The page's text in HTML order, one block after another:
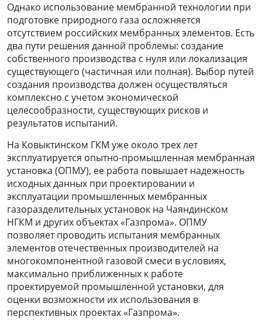
Однако использование мембранной технологии при
подготовке природного газа осложняется
отсутствием российских мембранных элементов. Есть
два пути решения данной проблемы: создание
собственного производства с нуля или локализация
существующего (частичная или полная). Выбор путей
создания производства должен осуществляться
комплексно с учетом экономической
целесообразности, существующих рисков и
результатов испытаний.
На Ковыктинском ГКМ уже около трех лет
эксплуатируется опытно-промышленная мембранная
установка (ОПМУ), ее работа повышает надежность
исходных данных при проектировании и
эксплуатации промышленных мембранных
газоразделительных установок на Чаяндинском
НГКМ и других объектах «Газпрома». ОПМУ
позволяет проводить испытания мембранных
элементов отечественных производителей на
многокомпонентной газовой смеси в условиях,
максимально приближенных к работе
проектируемой промышленной установки, для
оценки возможности их использования в
перспективных проектах «Газпрома».